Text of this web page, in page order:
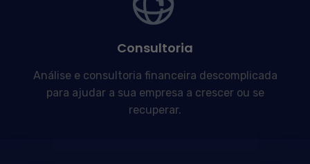
Consultoria
Análise e consultoria financeira descomplicada
para ajudar a sua empresa a crescer ou se
recuperar.